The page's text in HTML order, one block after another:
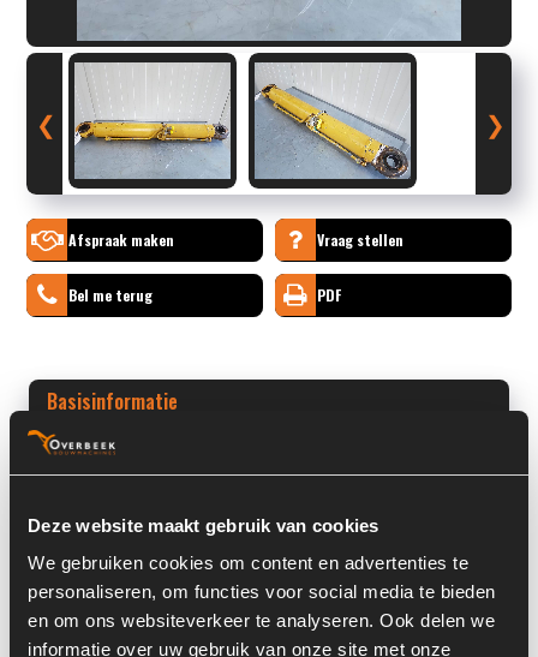
Deze website maakt gebruik van cookies
We gebruiken cookies om content en advertenties te
personaliseren, om functies voor social media te bieden
en om ons websiteverkeer te analyseren. Ook delen we
informatie over uw gebruik van onze site met onze
❮ ❯
Afspraak maken Vraag stellen
Bel me terug PDF
Basisinformatie
Machine:
Machine Type:
ZL10B
Onderdeel Merk:
Zeppelin